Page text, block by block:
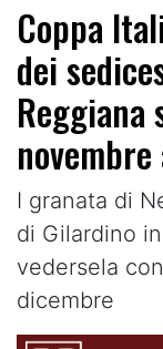
Coppa
dei
Reggiana
I granata di
di Gilardino
vedersela
dicembre